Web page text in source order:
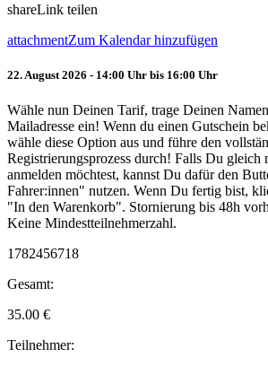
shareLink teilen
attachmentZum Kalendar hinzufügen
22. August 2026 - 14:00 Uhr bis 16:00 Uhr
Wähle nun Deinen Tarif, trage Deinen
Mailadresse ein! Wenn du einen Gutschein
wähle diese Option aus und führe den
Registrierungsprozess durch! Falls Du gleich
anmelden möchtest, kannst Du dafür den
Fahrer:innen" nutzen. Wenn Du fertig bist,
"In den Warenkorb". Stornierung bis 48h
Keine Mindestteilnehmerzahl.
1782456718
Gesamt:
35.00 €
Teilnehmer: